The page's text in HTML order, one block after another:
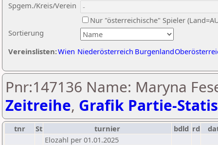
Sortierung
Spgem./Kreis/Verein
Nur "österreichische" Spieler
Vereinslisten:Wien Niederösterreich Burgenland
Pnr:147136 Name: Maryna
Zeitreihe, Grafik Partie-
tnr St turnier bdld rd
Elozahl per 01.01.2025